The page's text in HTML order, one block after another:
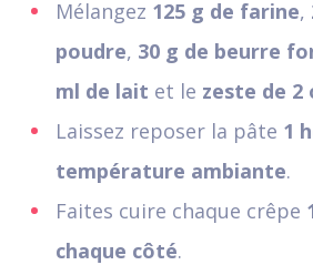
Mélangez 125 g de farine,
poudre, 30 g de beurre
ml de lait et le zeste de 2
Laissez reposer la pâte 1
température ambiante.
Faites cuire chaque crêpe
chaque côté.